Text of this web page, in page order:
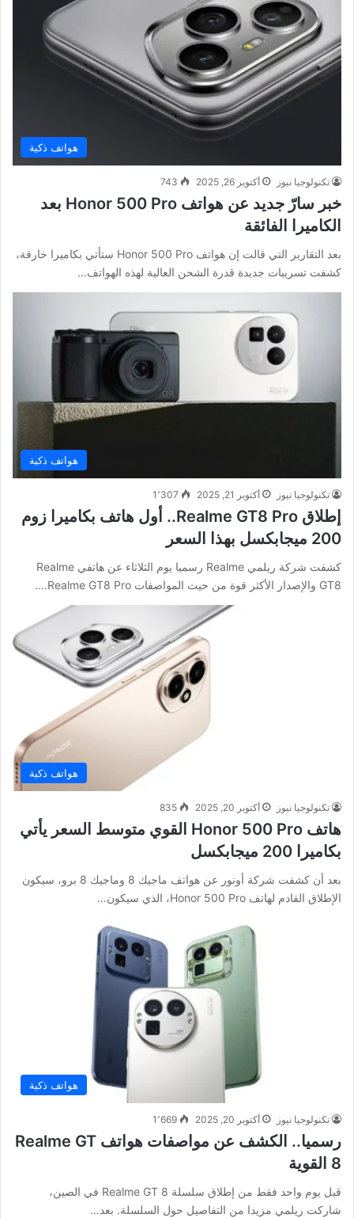
هواتف ذكية
تكنولوجيا نيوز أكتوبر 26, 2025 743
خبر سارّ جديد عن هواتف Honor 500 Pro بعد
الكاميرا الفائقة
بعد التقارير التي قالت إن هواتف Honor 500 Pro ستأتي بكاميرا خارقة،
كشفت تسريبات جديدة قدرة الشحن العالية لهذه الهواتف…
هواتف ذكية
تكنولوجيا نيوز أكتوبر 21, 2025 1٬307
إطلاق Realme GT8 Pro.. أول هاتف بكاميرا زوم
200 ميجابكسل بهذا السعر
كشفت شركة ريلمي Realme رسميا يوم الثلاثاء عن هاتفي Realme
GT8 والإصدار الأكثر قوة من حيث المواصفات Realme GT8 Pro.…
هواتف ذكية
تكنولوجيا نيوز أكتوبر 20, 2025 835
هاتف Honor 500 Pro القوي متوسط السعر يأتي
بكاميرا 200 ميجابكسل
بعد أن كشفت شركة أونور عن هواتف ماجيك 8 وماجيك 8 برو، سيكون
الإطلاق القادم لهاتف Honor 500 Pro، الذي سيكون…
هواتف ذكية
تكنولوجيا نيوز أكتوبر 20, 2025 1٬669
رسميا.. الكشف عن مواصفات هواتف Realme GT
8 القوية
قبل يوم واحد فقط من إطلاق سلسلة Realme GT 8 في الصين،
شاركت ريلمي مزيدا من التفاصيل حول السلسلة. بعد…